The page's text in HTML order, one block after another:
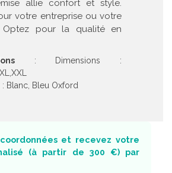
allie confort et style.
votre entreprise ou votre
Optez pour la qualité en
: Dimensions :
: Blanc, Bleu Oxford
coordonnées et recevez votre
(à partir de 300 €) par